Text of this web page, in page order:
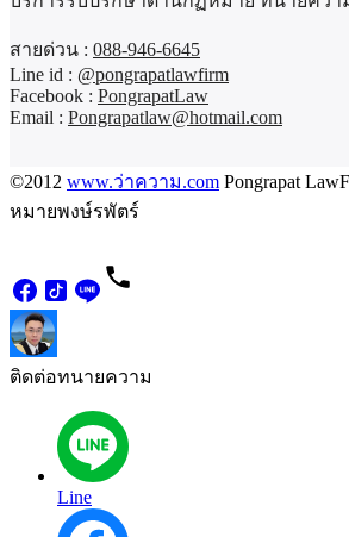
สายด่วน : 088-946-6645
Line id : @pongrapatlawfirm
Facebook : PongrapatLaw
Email : Pongrapatlaw@hotmail.com
©2012 www.ว่าความ.com Pongrapat
หมายพงษ์รพัตร์
ติดต่อทนายความ
Line